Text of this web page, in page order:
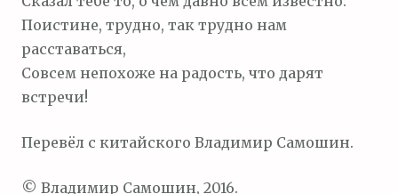
Поистине, трудно, так трудно нам
расставаться,
Совсем непохоже на радость, что дарят
встречи!
Перевёл с китайского Владимир Самошин.
© Владимир Самошин, 2016.